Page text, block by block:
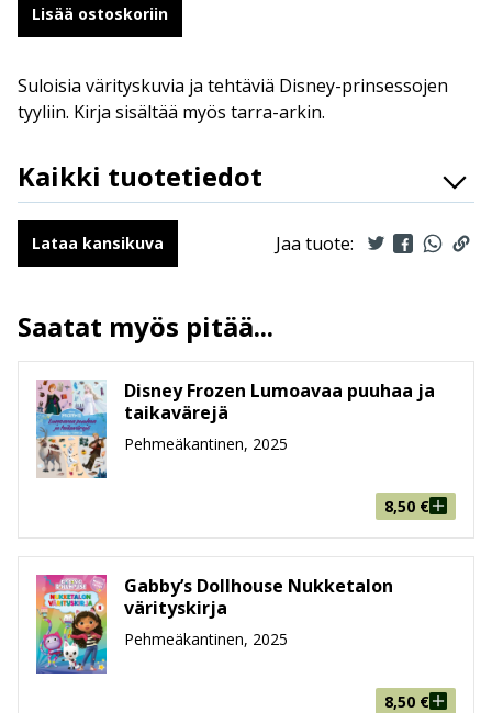
Lisää ostoskoriin
Suloisia värityskuvia ja tehtäviä Disney-prinsessojen
tyyliin. Kirja sisältää myös tarra-arkin.
Kaikki tuotetiedot
ISBN
9789523348295
Kääntäjät
Vesa Korpela
Ilmestymispäivä
Sivumäärä
24
Koko
leveys x korkeus x paksuus
210 mm * 297 mm * 2 mm
Paino
118g
Ikäryhmä
3-5, 6-8
Lataa kansikuva Jaa tuote:
Saatat myös pitää...
Disney Frozen Lumoavaa puuhaa ja
taikavärejä
Pehmeäkantinen, 2025
8,50 €
Gabby’s Dollhouse Nukketalon
värityskirja
Pehmeäkantinen, 2025
8,50 €